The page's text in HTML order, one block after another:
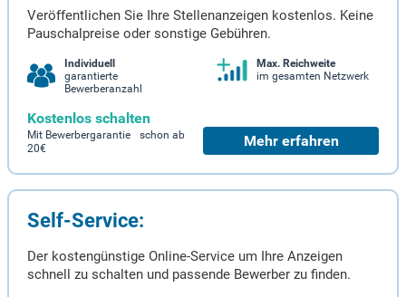
Veröffentlichen Sie Ihre Stellenanzeigen kostenlos. Keine
Pauschalpreise oder sonstige Gebühren.
Individuell
garantierte
Bewerberanzahl
Max. Reichweite
im gesamten Netzwerk
Kostenlos schalten
Mit Bewerbergarantie schon ab
20€
Mehr erfahren
Self-Service:
Der kostengünstige Online-Service um Ihre Anzeigen
schnell zu schalten und passende Bewerber zu finden.